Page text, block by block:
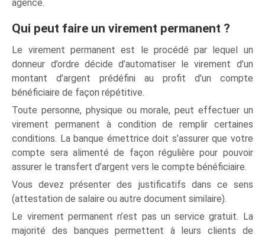
agence.
Qui peut faire un virement permanent ?
Le virement permanent est le procédé par lequel un
donneur d’ordre décide d’automatiser le virement d’un
montant d’argent prédéfini au profit d’un compte
bénéficiaire de façon répétitive.
Toute personne, physique ou morale, peut effectuer un
virement permanent à condition de remplir certaines
conditions. La banque émettrice doit s’assurer que votre
compte sera alimenté de façon régulière pour pouvoir
assurer le transfert d’argent vers le compte bénéficiaire.
Vous devez présenter des justificatifs dans ce sens
(attestation de salaire ou autre document similaire).
Le virement permanent n’est pas un service gratuit. La
majorité des banques permettent à leurs clients de